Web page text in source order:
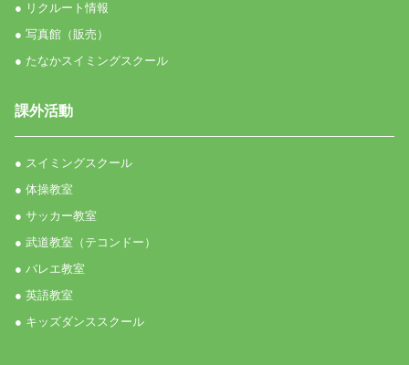
● リクルート情報
● 写真館（販売）
● たなかスイミングスクール
課外活動
● スイミングスクール
● 体操教室
● サッカー教室
● 武道教室（テコンドー）
● バレエ教室
● 英語教室
● キッズダンススクール